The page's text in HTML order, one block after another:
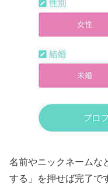
名前やニックネームな
する」を押せば完了で